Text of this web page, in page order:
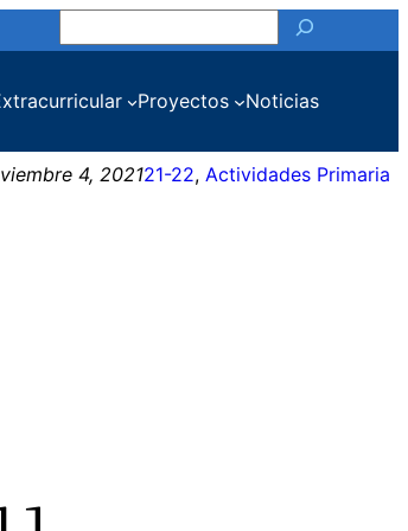
Proyectos Noticias
4, 202121-22, Actividades Primaria